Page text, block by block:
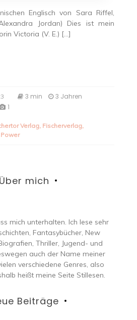
Englisch von Sara Riffel,
Jordan) Dies ist mein
Victoria (V. E.) […]
3 min
3 Jahren
1
Verlag, Fischerverlag,
Über mich
mich unterhalten. Ich lese sehr
Fantasybücher, New
Thriller, Jugend- und
auch der Name meiner
verschiedene Genres, also
heißt meine Seite Stillesen.
Beiträge